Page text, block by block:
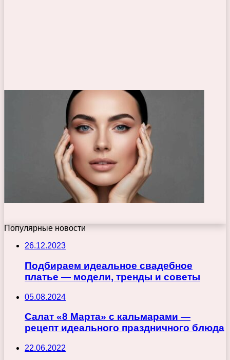
Популярные новости
26.12.2023
Подбираем идеальное свадебное
платье — модели, тренды и советы
05.08.2024
Салат «8 Марта» с кальмарами —
рецепт идеального праздничного блюда
22.06.2022